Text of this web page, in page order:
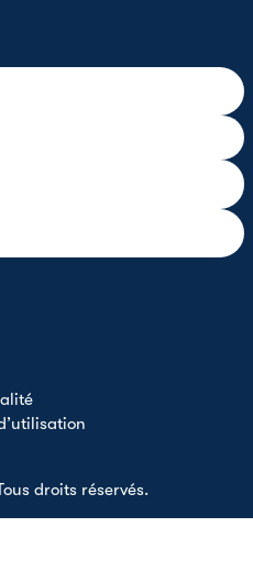
droits réservés.